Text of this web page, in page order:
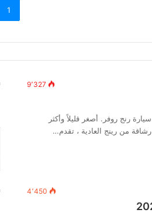
1
9٬327
سيارة رنج روفر. أصغر قليلاً وأكثر
رشاقة من رينج العادية ، تقدم…
4٬450